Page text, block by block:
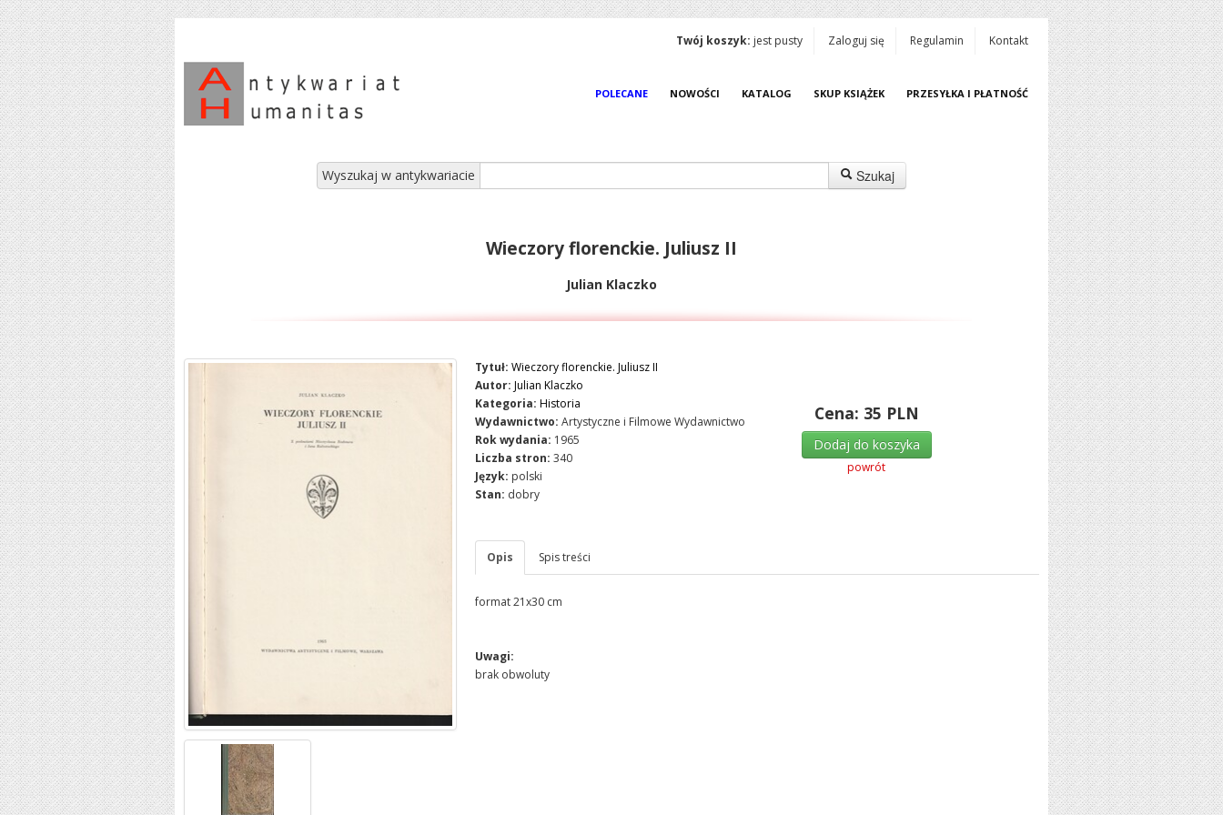
Twój koszyk: jest pusty Zaloguj się Regulamin Kontakt
POLECANE NOWOŚCI KATALOG SKUP KSIĄŻEK PRZESYŁKA I PŁATNOŚĆ
Wyszukaj w antykwariacie Szukaj
Wieczory florenckie. Juliusz II
Julian Klaczko
Tytuł: Wieczory florenckie. Juliusz II
Autor: Julian Klaczko
Kategoria: Historia
Wydawnictwo: Artystyczne i Filmowe Wydawnictwo
Rok wydania: 1965
Liczba stron: 340
Język: polski
Stan: dobry
Cena: 35 PLN
Dodaj do koszyka
powrót
Opis Spis treści
format 21x30 cm
Uwagi:
brak obwoluty